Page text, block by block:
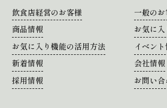
飲食店経営のお客様
一般の
商品情報
お気に
お気に入り機能の活用方法
イベン
新着情報
会社情報
採用情報
お問い